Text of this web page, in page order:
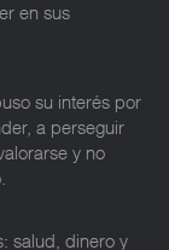
en sus
su interés por
a perseguir
y no
salud, dinero y